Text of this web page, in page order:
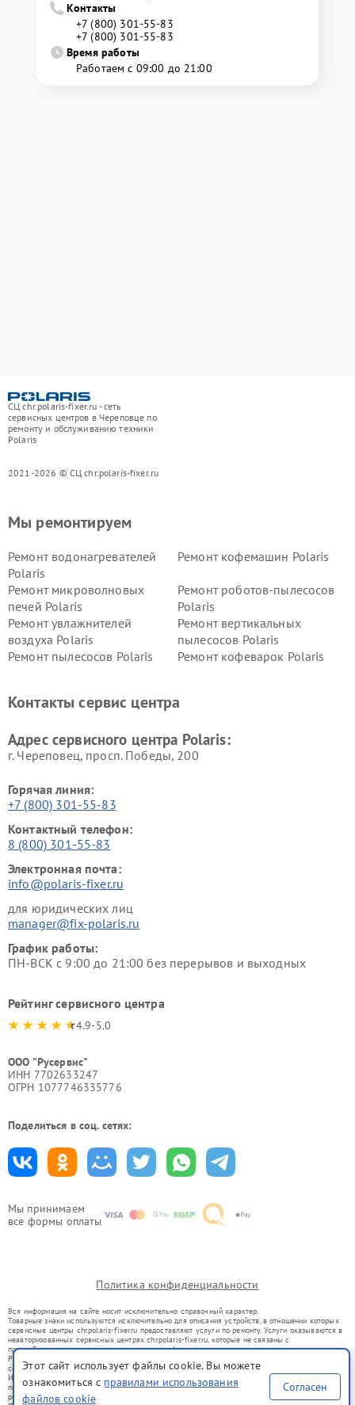
Контакты
+7 (800) 301-55-83
+7 (800) 301-55-83
Время работы
Работаем с 09:00 до 21:00
СЦ chr.polaris-fixer.ru - сеть
сервисных центров в Череповце по
ремонту и обслуживанию техники
Polaris
2021-2026 © СЦ chr.polaris-fixer.ru
Мы принимаем
все формы оплаты
Мы ремонтируем
Ремонт водонагревателей
Polaris
Ремонт кофемашин Polaris
Ремонт микроволновых
печей Polaris
Ремонт роботов-пылесосов
Polaris
Ремонт увлажнителей
воздуха Polaris
Ремонт вертикальных
пылесосов Polaris
Ремонт пылесосов Polaris
Ремонт кофеварок Polaris
Контакты сервис центра
Адрес сервисного центра Polaris:
г. Череповец, просп. Победы, 200
Горячая линия:
+7 (800) 301-55-83
Контактный телефон:
8 (800) 301-55-83
Электронная почта:
info@polaris-fixer.ru
для юридических лиц
manager@fix-polaris.ru
График работы:
ПН-ВСК с 9:00 до 21:00 без перерывов и выходных
Рейтинг сервисного центра
4.9-5.0
ООО "Русервис"
ИНН 7702633247
ОГРН 1077746335776
Поделиться в соц. сетях:
Политика конфиденциальности
Вся информация на сайте носит исключительно справочный характер.
Товарные знаки используются исключительно для описания устройств, в отношении которых
сервисные центры chr.polaris-fixer.ru предоставляют услуги по ремонту. Услуги оказываются в
неавторизованных сервисных центрах chr.polaris-fixer.ru, которые не связаны с
правообладателями товарных знаков или их официальными представителями.
Ремонт осуществляется для устройств, уже введенных в гражданский оборот в соответствии
со статьей 1487 ГК РФ.
Использование товарных знаков не преследует цели индивидуализации услуг или введения
потребителей в заблуждение, а служит для информирования о предоставляемых услугах по
ремонту техники указанных брендов.
Этот сайт использует файлы cookie. Вы можете
ознакомиться с правилами использования
файлов cookie
Согласен